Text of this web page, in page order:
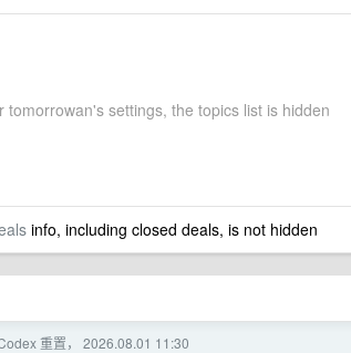
tomorrowan's settings, the topics list is hidden
info, including closed deals, is not hidden
重置， 2026.08.01 11:30